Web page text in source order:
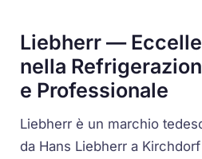
Liebherr —
nella
e Professionale
Liebherr è un marchio
da Hans Liebherr a